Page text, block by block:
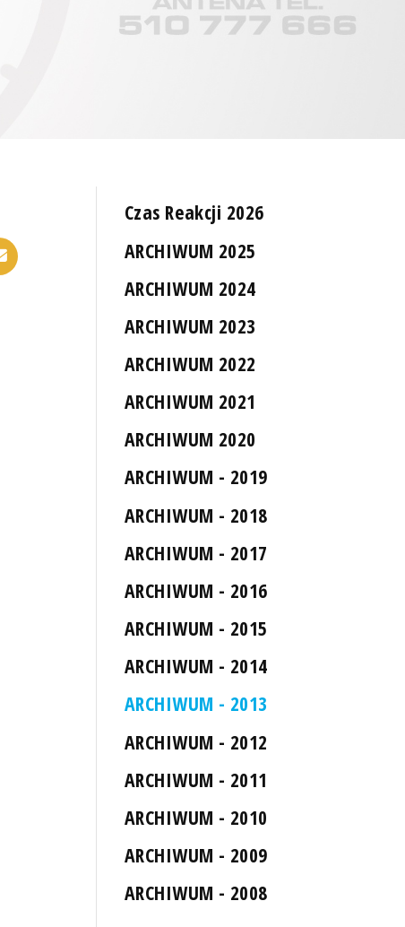
Czas Reakcji 2026
ARCHIWUM 2025
ARCHIWUM 2024
ARCHIWUM 2023
ARCHIWUM 2022
ARCHIWUM 2021
ARCHIWUM 2020
ARCHIWUM - 2019
ARCHIWUM - 2018
ARCHIWUM - 2017
ARCHIWUM - 2016
ARCHIWUM - 2015
ARCHIWUM - 2014
ARCHIWUM - 2013
ARCHIWUM - 2012
ARCHIWUM - 2011
ARCHIWUM - 2010
ARCHIWUM - 2009
ARCHIWUM - 2008